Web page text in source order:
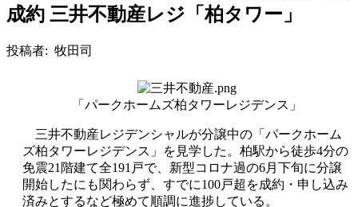
成約 三井不動産レジ「柏タワー」
投稿者: 牧田司
「パークホームズ柏タワーレジデンス」
三井不動産レジデンシャルが分譲中の「パークホーム
ズ柏タワーレジデンス」を見学した。柏駅から徒歩4分の
免震21階建て全191戸で、新型コロナ過の6月下旬に分譲
開始したにも関わらず、すでに100戸超を成約・申し込み
済みとするなど極めて順調に進捗している。